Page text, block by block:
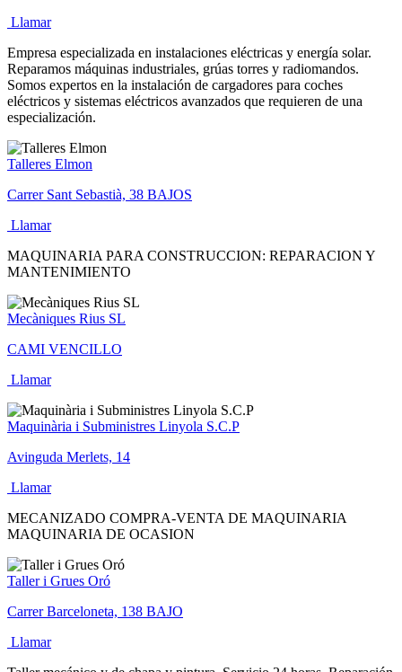
Llamar
Empresa especializada en instalaciones eléctricas y energía solar.
Reparamos máquinas industriales, grúas torres y radiomandos.
Somos expertos en la instalación de cargadores para coches
eléctricos y sistemas eléctricos avanzados que requieren de una
especialización.
Talleres Elmon
Carrer Sant Sebastià, 38 BAJOS
Llamar
MAQUINARIA PARA CONSTRUCCION: REPARACION Y
MANTENIMIENTO
Mecàniques Rius SL
CAMI VENCILLO
Llamar
Maquinària i Subministres Linyola S.C.P
Avinguda Merlets, 14
Llamar
MECANIZADO COMPRA-VENTA DE MAQUINARIA
MAQUINARIA DE OCASION
Taller i Grues Oró
Carrer Barceloneta, 138 BAJO
Llamar